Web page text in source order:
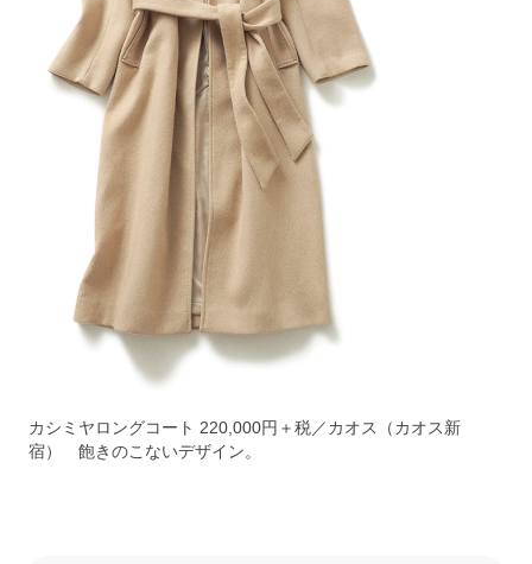
カシミヤロングコート 220,000円＋税／カオス（カオス新
宿） 飽きのこないデザイン。